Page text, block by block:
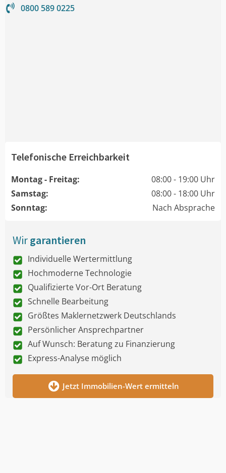
0800 589 0225
Telefonische Erreichbarkeit
Montag - Freitag:
08:00 - 19:00 Uhr
Samstag:
08:00 - 18:00 Uhr
Sonntag:
Nach Absprache
Wirgarantieren
Individuelle Wertermittlung
Hochmoderne Technologie
Qualifizierte Vor-Ort Beratung
Schnelle Bearbeitung
Größtes Maklernetzwerk Deutschlands
Persönlicher Ansprechpartner
Auf Wunsch: Beratung zu Finanzierung
Express-Analyse möglich
Jetzt Immobilien-Wert ermitteln